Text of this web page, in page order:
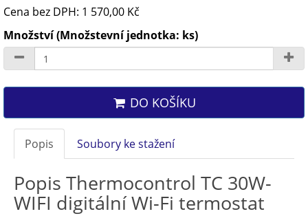
Cena bez DPH: 1 570,00 Kč
Množství (Množstevní jednotka: ks)
DO KOŠÍKU
Popis Soubory ke stažení
Popis Thermocontrol TC 30W-
WIFI digitální Wi-Fi termostat